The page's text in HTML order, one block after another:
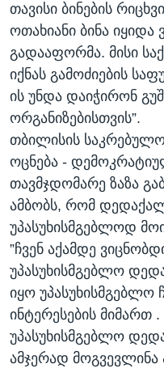
თავისი ბინების
ოთახიანი ბინა იყიდა
გადააფორმა. მისი
იქნას გამოძიების
ის უნდა დაიჭირონ
ორგანიზებისთვის”.
თბილისის
ოცნება -
თავმჯდომარე ზაზა
ამბობს, რომ
უპასუხისმგებლოდ
”ჩვენ აქამდე
უპასუხისმგებლო
იყო უპასუხისმგებლო
ინტერესების მიმართ .
უპასუხისმგებლო
ამჯერად მოგვევლინა